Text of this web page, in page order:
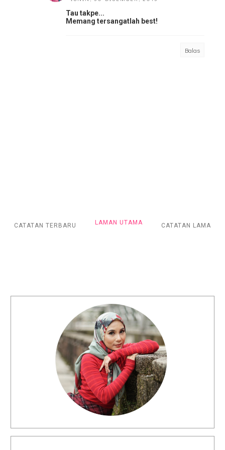
Tau takpe...
Memang tersangatlah best!
Balas
CATATAN TERBARU CATATAN LAMA
LAMAN UTAMA